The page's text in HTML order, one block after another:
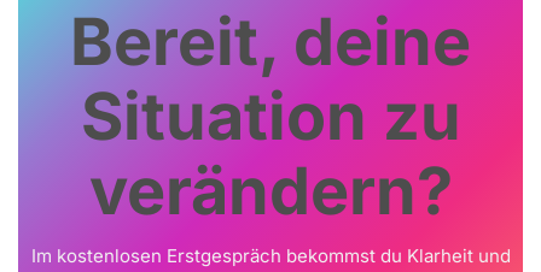
Bereit, deine
Situation zu
verändern?
Im kostenlosen Erstgespräch bekommst du Klarheit und